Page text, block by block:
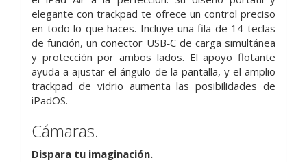
elegante con trackpad te ofrece un control preciso
en todo lo que haces. Incluye una fila de 14 teclas
de función, un conector USB‑C de carga simultánea
y protección por ambos lados. El apoyo flotante
ayuda a ajustar el ángulo de la pantalla, y el amplio
trackpad de vidrio aumenta las posibili­dades de
iPadOS.
Cámaras.
Dispara tu imaginación.